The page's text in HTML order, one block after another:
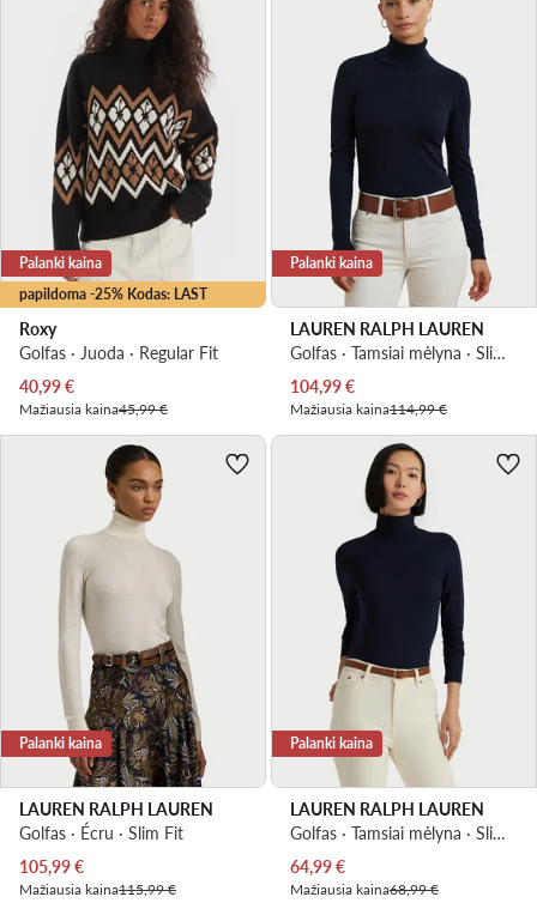
papildoma -25% Kodas: LAST
Palanki kaina
Roxy
Golfas · Juoda · Regular Fit
Dabartinė kaina
40,99€
Mažiausia kaina45,99 €
Palanki kaina
LAUREN RALPH LAUREN
Golfas · Tamsiai mėlyna · Slim Fit
Dabartinė kaina
104,99€
Mažiausia kaina114,99 €
Palanki kaina
LAUREN RALPH LAUREN
Golfas · Écru · Slim Fit
Dabartinė kaina
105,99€
Mažiausia kaina115,99 €
Palanki kaina
LAUREN RALPH LAUREN
Golfas · Tamsiai mėlyna · Slim Fit
Dabartinė kaina
64,99€
Mažiausia kaina68,99 €